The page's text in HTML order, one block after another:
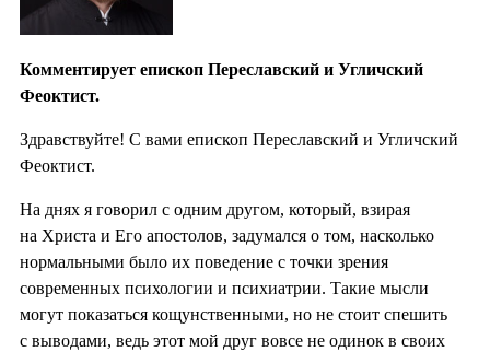
Комментирует епископ Переславский и Угличский
Феоктист.
Здравствуйте! С вами епископ Переславский и Угличский
Феоктист.
На днях я говорил с одним другом, который, взирая
на Христа и Его апостолов, задумался о том, насколько
нормальными было их поведение с точки зрения
современных психологии и психиатрии. Такие мысли
могут показаться кощунственными, но не стоит спешить
с выводами, ведь этот мой друг вовсе не одинок в своих